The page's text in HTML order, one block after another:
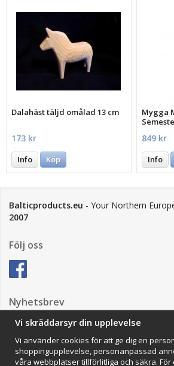
Dalahäst täljd omålad 13 cm
173 kr
Info Köp
Mygga
849 kr
Info
Balticproducts.eu - Your Northern
2007
Följ oss
Nyhetsbrev
Vi skräddarsyr din upplevelse
Vi använder cookies för att ge dig en
shoppingupplevelse, personanpassad
våra webbplatser tillförlitliga och säkra.